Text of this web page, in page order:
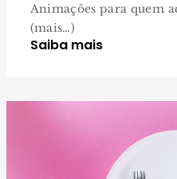
Animações para quem
(mais…)
Saiba mais